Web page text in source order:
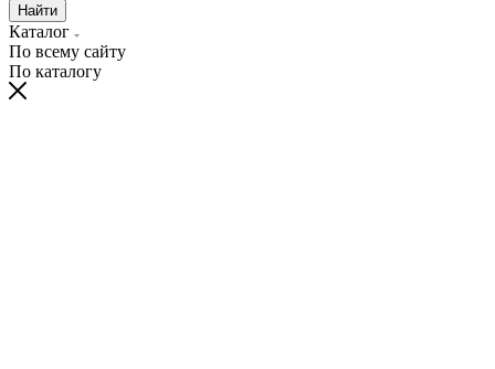
Найти
Каталог
По всему сайту
По каталогу